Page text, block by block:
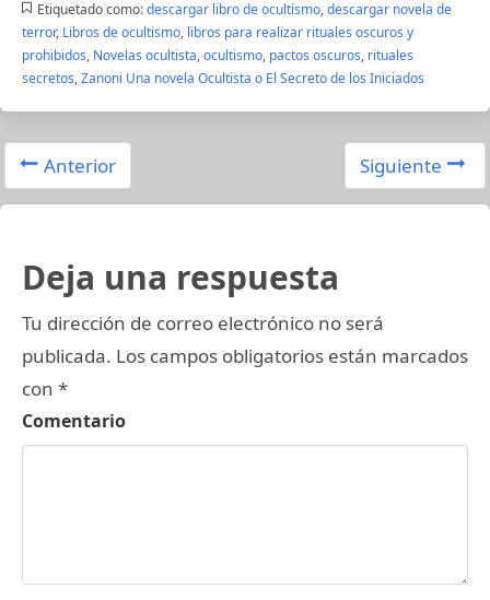
Etiquetado como: descargar libro de ocultismo,descargar novela de
terror, Libros de ocultismo, libros para realizar rituales oscuros y
prohibidos, Novelas ocultista,ocultismo, pactos oscuros, rituales
secretos,Zanoni Una novela Ocultista o El Secreto de los Iniciados
Anterior Siguiente
Deja una respuesta
Tu dirección de correo electrónico no será
publicada. Los campos obligatorios están marcados
con *
Comentario